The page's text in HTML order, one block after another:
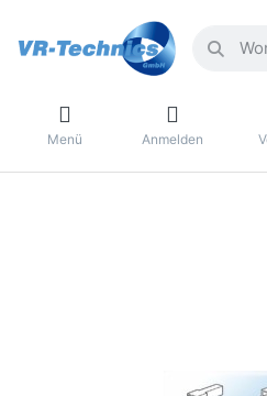
Menü Anmelden